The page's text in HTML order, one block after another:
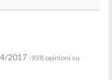
2017· 938 opinioni su